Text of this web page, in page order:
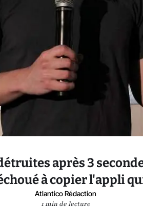
après 3
à copier l'appli
Atlantico Rédaction
1 min de lecture